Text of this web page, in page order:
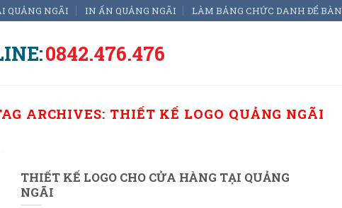
QUẢNG NGÃI IN ẤN QUẢNG NGÃI LÀM BẢNG CHỨC DANH ĐỂ BÀN
0842.476.476
ARCHIVES: THIẾT KẾ LOGO QUẢNG NGÃI
THIẾT KẾ LOGO CHO CỬA HÀNG TẠI QUẢNG
NGÃI